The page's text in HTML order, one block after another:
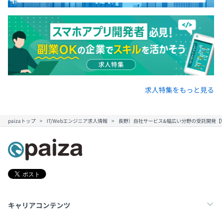
求人特集をもっと見る
paizaトップ IT/Webエンジニア求人情報 長野）自社サービス&幅広い分野の受託開発
キャリアコンテンツ